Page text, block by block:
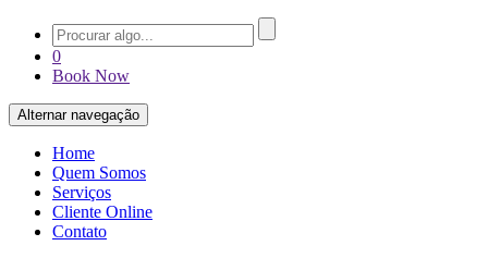
0
Book Now
Alternar navegação
Home
Quem Somos
Serviços
Cliente Online
Contato